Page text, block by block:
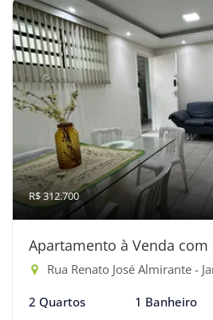
R$ 312.700
Apartamento à Venda com
Rua Renato José Almirante -
2 Quartos 1 Banheiro